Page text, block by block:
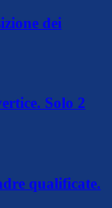
dei
Solo 2
qualificate.